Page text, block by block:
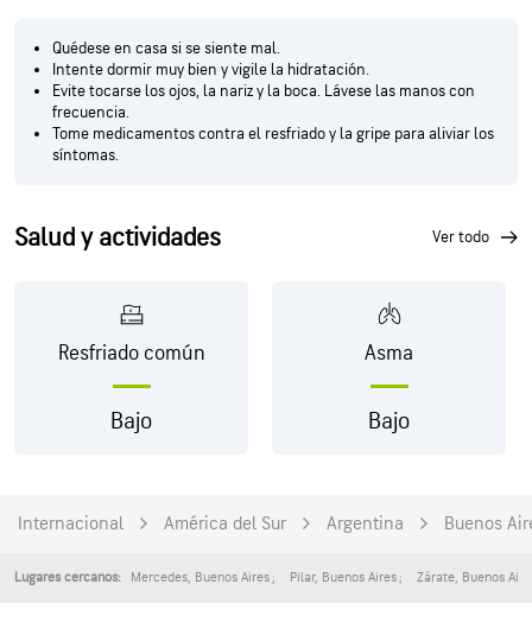
Quédese en casa si se siente mal.
Intente dormir muy bien y vigile la hidratación.
Evite tocarse los ojos, la nariz y la boca. Lávese las manos con
frecuencia.
Tome medicamentos contra el resfriado y la gripe para aliviar los
síntomas.
Salud y actividades ver todo
Resfriado común
Bajo
Asma
Bajo
Internacional América del Sur Argentina Buenos
Lugares cercanos: Mercedes, Buenos Aires Pilar, Buenos Aires Zárate, Buenos